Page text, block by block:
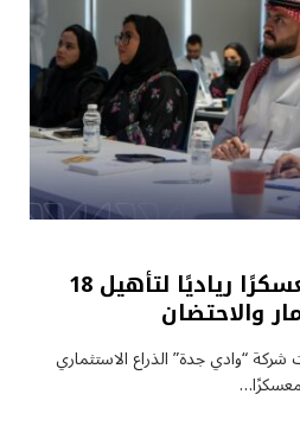
وادي جدة” تطلق معسكرًا رياديًا لتأهيل 18
والاحتضان
2026 أطلقت شركة “وادي جدة” الذراع الاستثماري
معسكرًا…